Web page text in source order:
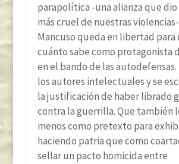
parapolítica -una alianza que dio
más cruel de nuestras
Mancuso queda en libertad para
cuánto sabe como protagonista
en el bando de las
los autores intelectuales y se
la justificación de haber librado
contra la guerrilla. Que también
menos como pretexto para
haciendo patria que como
sellar un pacto homicida entre